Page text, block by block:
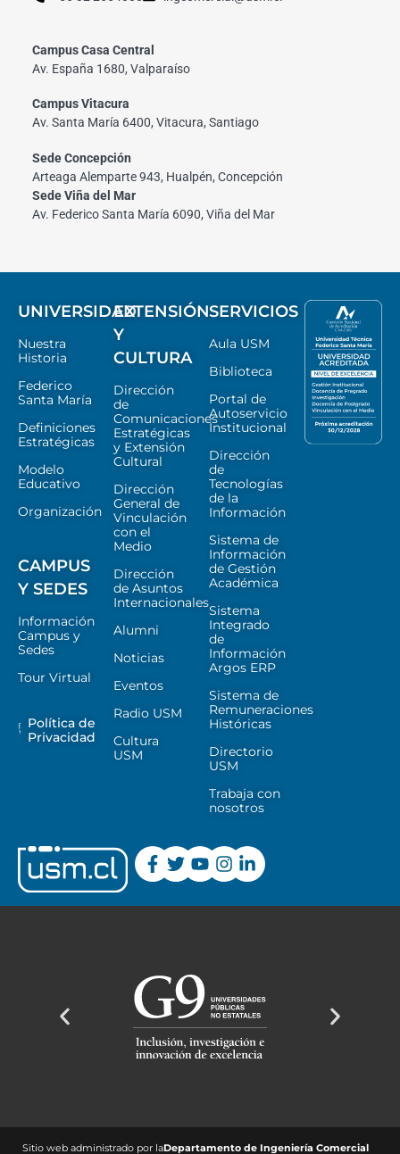
Campus Casa Central
Av. España 1680, Valparaíso
Campus Vitacura
Av. Santa María 6400, Vitacura, Santiago
Sede Concepción
Arteaga Alemparte 943, Hualpén, Concepción
Sede Viña del Mar
Av. Federico Santa María 6090, Viña del Mar
UNIVERSIDAD
Nuestra
Historia
Federico
Santa María
Definiciones
Estratégicas
Modelo
Educativo
Organización
CAMPUS
Y SEDES
Información
Campus y
Sedes
Tour Virtual
Política de
Privacidad
EXTENSIÓN
Y
CULTURA
Dirección
de
Comunicaciones
Estratégicas
y Extensión
Cultural
Dirección
General de
Vinculación
con el
Medio
Dirección
de Asuntos
Internacionales
Alumni
Noticias
Eventos
Radio USM
Cultura
USM
SERVICIOS
Aula USM
Biblioteca
Portal de
Autoservicio
Institucional
Dirección
de
Tecnologías
de la
Información
Sistema de
Información
de Gestión
Académica
Sistema
Integrado
de
Información
Argos ERP
Sistema de
Remuneraciones
Históricas
Directorio
USM
Trabaja con
nosotros
Sitio web administrado por laDepartamento de Ingeniería Comercial ​